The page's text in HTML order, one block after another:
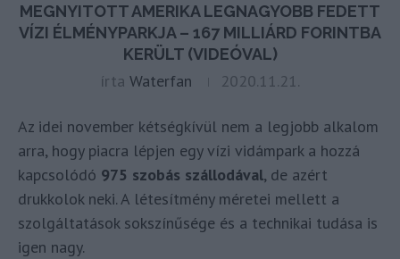
MEGNYITOTT AMERIKA LEGNAGYOBB FEDETT
VÍZI ÉLMÉNYPARKJA – 167 MILLIÁRD FORINTBA
KERÜLT (VIDEÓVAL)
írta Waterfan 2020.11.21.
Az idei november kétségkívül nem a legjobb alkalom
arra, hogy piacra lépjen egy vízi vidámpark a hozzá
kapcsolódó 975 szobás szállodával, de azért
drukkolok neki. A létesítmény méretei mellett a
szolgáltatások sokszínűsége és a technikai tudása is
igen nagy.